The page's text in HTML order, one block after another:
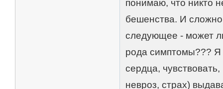
понимаю, что никто
бешенства. И сложно
следующее - может
рода симптомы??? Я
сердца,
невроз, страх)